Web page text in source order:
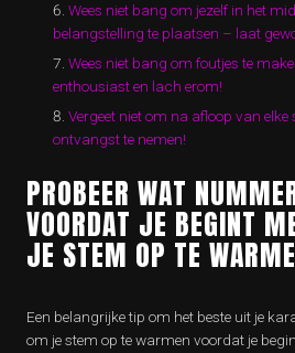
Wees niet bang om jezelf in het
belangstelling te plaatsen – laat
Wees niet bang om foutjes te
enthousiast en lach erom!
Vergeet niet om na afloop van
ontvangst te nemen!
PROBEER WAT
VOORDAT JE BEGINT
JE STEM OP TE
Een belangrijke tip om het beste uit je
om je stem op te warmen voordat je